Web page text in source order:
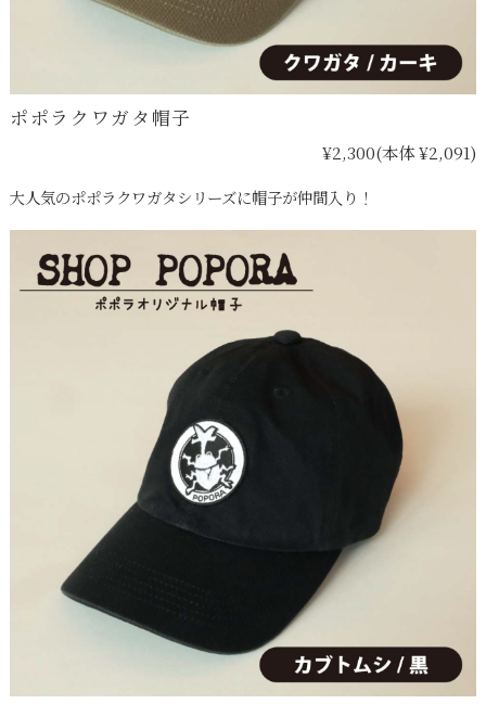
ポポラクワガタ帽子
¥2,300(本体 ¥2,091)
大人気のポポラクワガタシリーズに帽子が仲間入り！